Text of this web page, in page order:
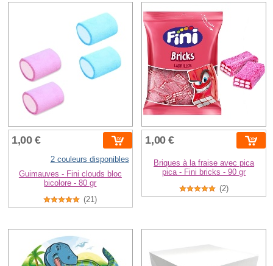
1,00 €
2 couleurs disponibles
Guimauves - Fini clouds bloc
bicolore - 80 gr
(21)
1,00 €
Briques à la fraise avec pica
pica - Fini bricks - 90 gr
(2)